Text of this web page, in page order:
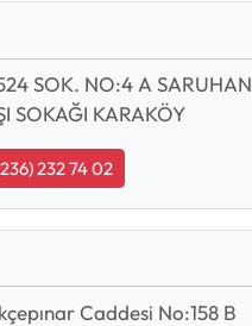
SOK. NO:4 A
SOKAĞI KARAKÖY
232 74 02
Caddesi No:158 B